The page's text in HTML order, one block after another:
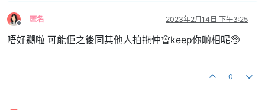
離線
匿名 2023年2月14日 下午3:25
唔好嬲啦 可能佢之後同其他人拍拖仲會keep你啲相呢🥺
0